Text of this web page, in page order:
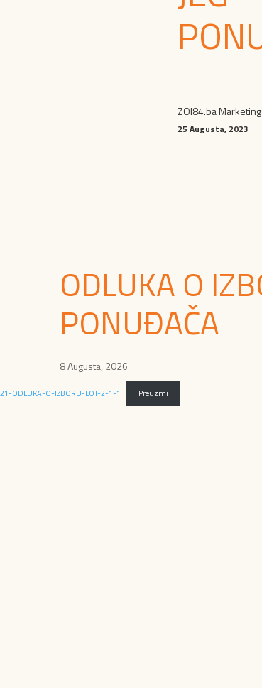
ZOI84.ba Marketing
25 Augusta, 2023
ODLUKA O
PONUĐAČA
8 Augusta, 2026
21-ODLUKA-O-IZBORU-LOT-2-1-1 Preuzmi